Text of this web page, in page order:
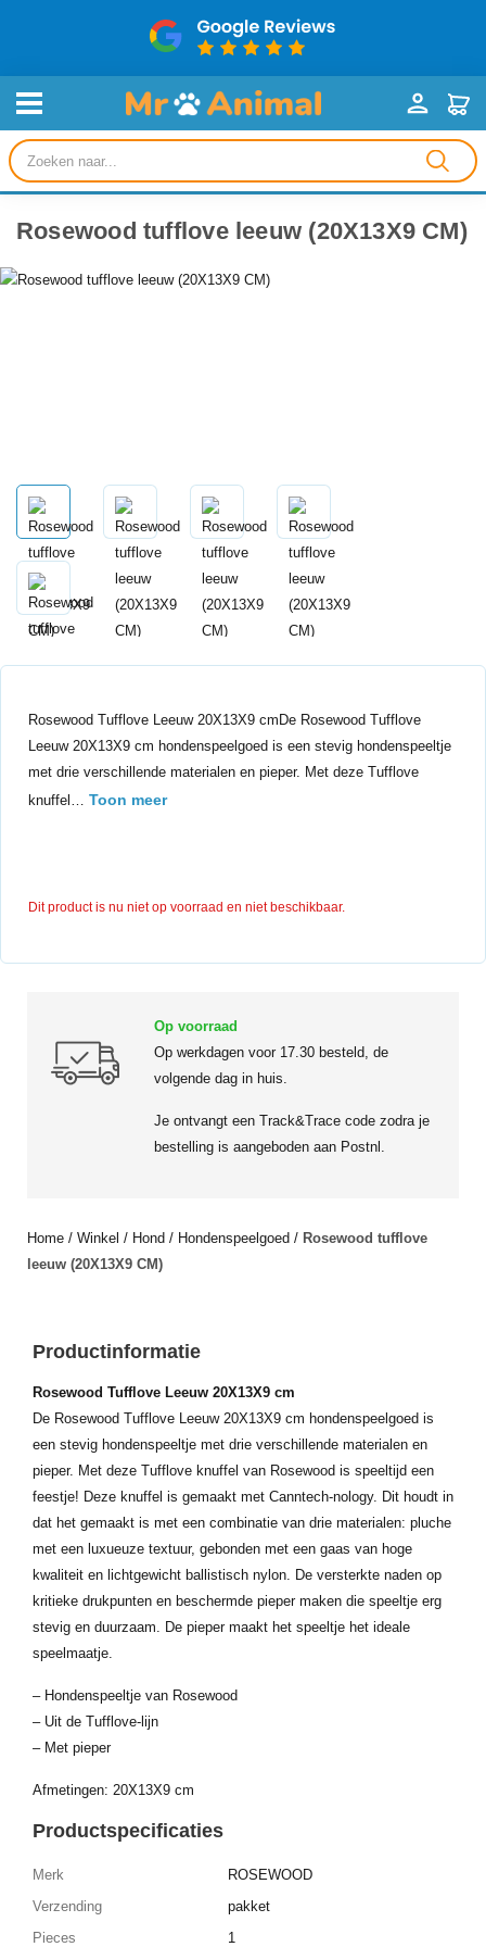
Producten
zoeken
Rosewood tufflove leeuw (20X13X9 CM)
Rosewood Tufflove Leeuw 20X13X9 cmDe Rosewood Tufflove
Leeuw 20X13X9 cm hondenspeelgoed is een stevig hondenspeeltje
met drie verschillende materialen en pieper. Met deze Tufflove
knuffel… Toon meer
Dit product is nu niet op voorraad en niet beschikbaar.
Op voorraad
Op werkdagen voor 17.30 besteld, de
volgende dag in huis.
Je ontvangt een Track&Trace code zodra je
bestelling is aangeboden aan Postnl.
Home / Winkel / Hond / Hondenspeelgoed / Rosewood tufflove
leeuw (20X13X9 CM)
Productinformatie
Rosewood Tufflove Leeuw 20X13X9 cm
De Rosewood Tufflove Leeuw 20X13X9 cm hondenspeelgoed is
een stevig hondenspeeltje met drie verschillende materialen en
pieper. Met deze Tufflove knuffel van Rosewood is speeltijd een
feestje! Deze knuffel is gemaakt met Canntech-nology. Dit houdt in
dat het gemaakt is met een combinatie van drie materialen: pluche
met een luxueuze textuur, gebonden met een gaas van hoge
kwaliteit en lichtgewicht ballistisch nylon. De versterkte naden op
kritieke drukpunten en beschermde pieper maken die speeltje erg
stevig en duurzaam. De pieper maakt het speeltje het ideale
speelmaatje.
– Hondenspeeltje van Rosewood
– Uit de Tufflove-lijn
– Met pieper
Afmetingen: 20X13X9 cm
Productspecificaties
Merk
ROSEWOOD
Verzending
pakket
Pieces
1